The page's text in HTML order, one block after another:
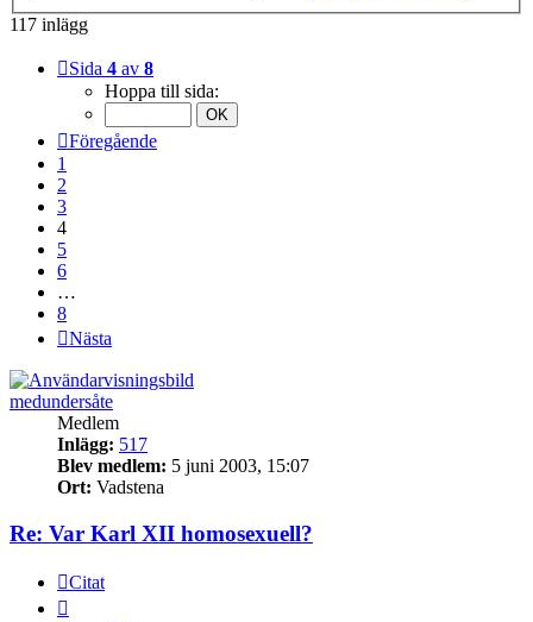
117 inlägg
Sida 4 av 8
Hoppa till sida:
Föregående
1
2
3
4
5
6
…
8
Nästa
medundersåte
Medlem
Inlägg: 517
Blev medlem: 5 juni 2003, 15:07
Ort: Vadstena
Re: Var Karl XII homosexuell?
Citat